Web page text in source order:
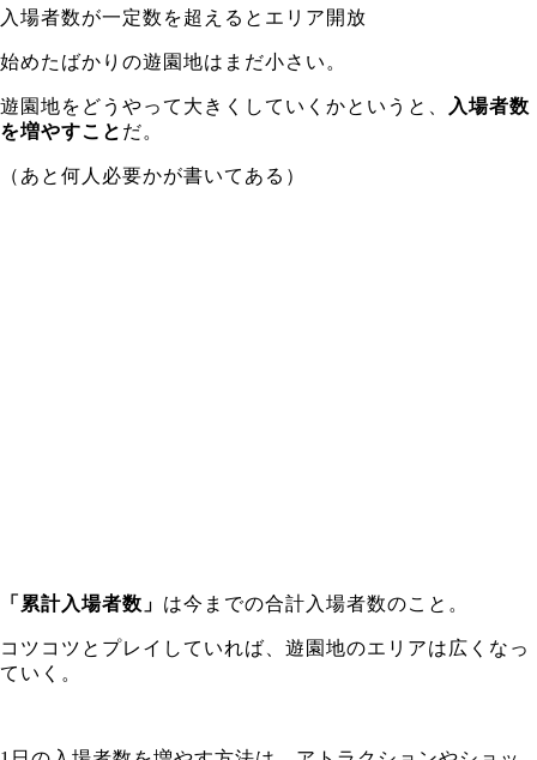
入場者数が一定数を超えるとエリア開放
始めたばかりの遊園地はまだ小さい。
遊園地をどうやって大きくしていくかというと、
入場者数
を増やすこと だ。
（あと何人必要かが書いてある）
「累計入場者数」 は今までの合計入場者数のこと。
コツコツとプレイしていれば、遊園地のエリアは広くなっ
ていく。